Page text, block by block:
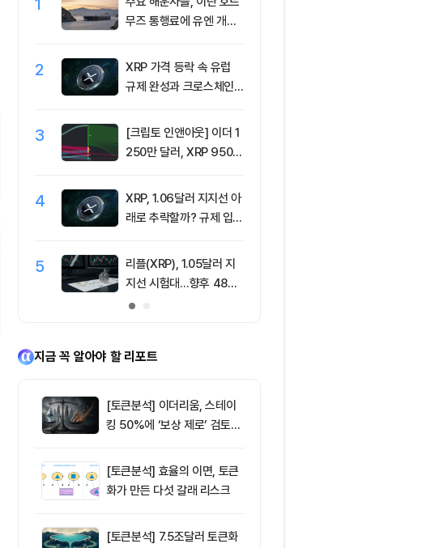
1
무즈 통행료에 유엔 개입
2
XRP 가격 등락 속 유럽
규제 완성과 크로스체인
3
[크립토 인앤아웃] 이더 1
250만 달러, XRP 950만
4
XRP, 1.06달러 지지선 아
래로 추락할까? 규제 입법
5
리플(XRP), 1.05달러 지
지선 시험대…향후 48시
간이 분기점 될까
지금 꼭 알아야 할 리포트
[토큰분석] 이더리움, 스테이
킹 50%에 ‘보상 제로’ 검토…
역행인가
[토큰분석] 효율의 이면, 토큰
화가 만든 다섯 갈래 리스크
[토큰분석] 7.5조달러 토큰화